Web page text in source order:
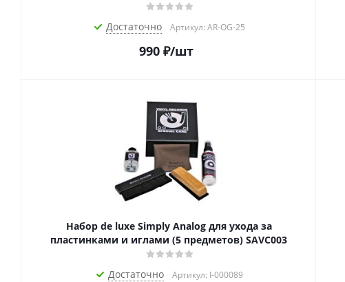
Достаточно Артикул: AR-OG-25
990 ₽/шт
Набор de luxe Simply Analog для ухода за
пластинками и иглами (5 предметов) SAVC003
Достаточно Артикул: I-000089